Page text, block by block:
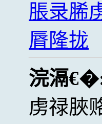
脹录脪
脣隆拢
浣滆
虏禄脥